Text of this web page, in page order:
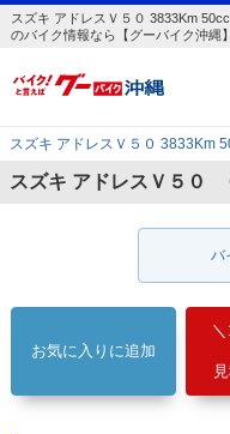
スズキ アドレスＶ５０ 3833Km
のバイク情報なら【グーバイク沖縄】
スズキ アドレスＶ５０ 3833Km
スズキ アドレスＶ５
バ
お気に入りに追加